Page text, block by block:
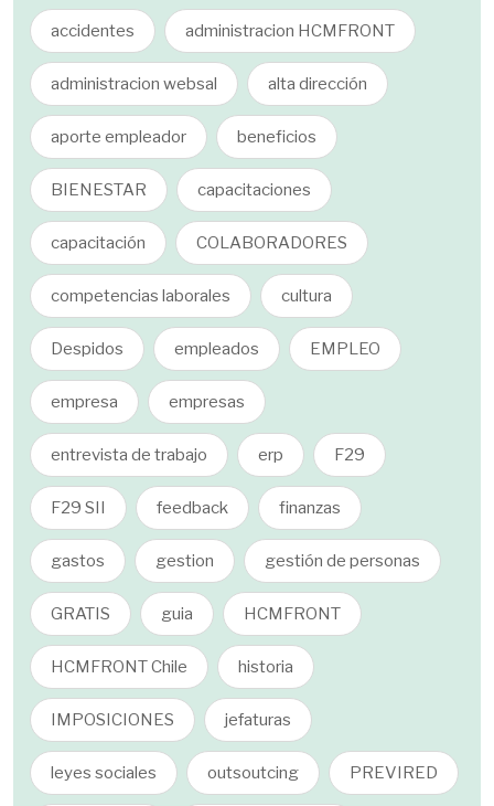
accidentes administracion HCMFRONT
administracion websal alta dirección
aporte empleador beneficios
BIENESTAR capacitaciones
capacitación COLABORADORES
competencias laborales cultura
Despidos empleados EMPLEO
empresa empresas
entrevista de trabajo erp F29
F29 SII feedback finanzas
gastos gestion gestión de personas
GRATIS guia HCMFRONT
HCMFRONT Chile historia
IMPOSICIONES jefaturas
leyes sociales outsoutcing PREVIRED